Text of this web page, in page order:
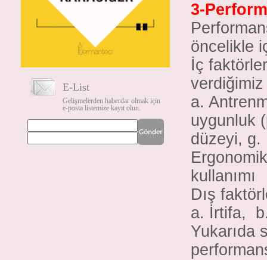
E-List
Gelişmelerden haberdar olmak için
e-posta listemize kayıt olun.
3-
öncelikle
İç
a.
uygunluk
düzeyi, g.
kullanımı
Dış
a. İrtifa,
Yukarıda